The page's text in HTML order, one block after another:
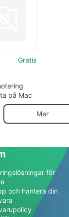
Gratis
på Mac
Mer
för
och hantera din